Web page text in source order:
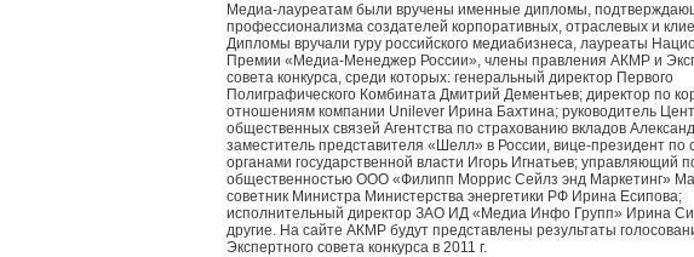
Медиа-лауреатам были вручены именные дипломы,
профессионализма создателей корпоративных, отраслевых и
Дипломы вручали гуру российского медиабизнеса, лауреаты
Премии «Медиа-Менеджер России», члены правления АКМР и
совета конкурса, среди которых: генеральный директор Первого
Полиграфического Комбината Дмитрий Дементьев; директор по
отношениям компании Unilever Ирина Бахтина; руководитель
общественных связей Агентства по страхованию вкладов
заместитель представителя «Шелл» в России, вице-президент по
органами государственной власти Игорь Игнатьев; управляющий
общественностью ООО «Филипп Моррис Сейлз энд Маркетинг»
советник Министра Министерства энергетики РФ Ирина Есипова;
исполнительный директор ЗАО ИД «Медиа Инфо Групп» Ирина
другие. На сайте АКМР будут представлены результаты
Экспертного совета конкурса в 2011 г.